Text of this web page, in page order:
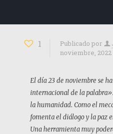
1 Publicado por
noviembre, 2022
El día 23 de noviembre se
internacional de la
la humanidad. Como el
fomenta el diálogo y la paz
Una herramienta muy